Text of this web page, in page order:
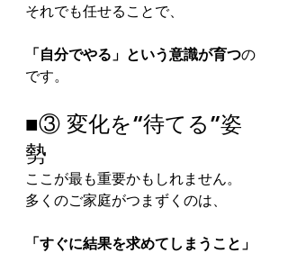
それでも任せることで、
「自分でやる」という意識が育つの
です。
■③ 変化を“待てる”姿
勢
ここが最も重要かもしれません。
多くのご家庭がつまずくのは、
「すぐに結果を求めてしまうこと」